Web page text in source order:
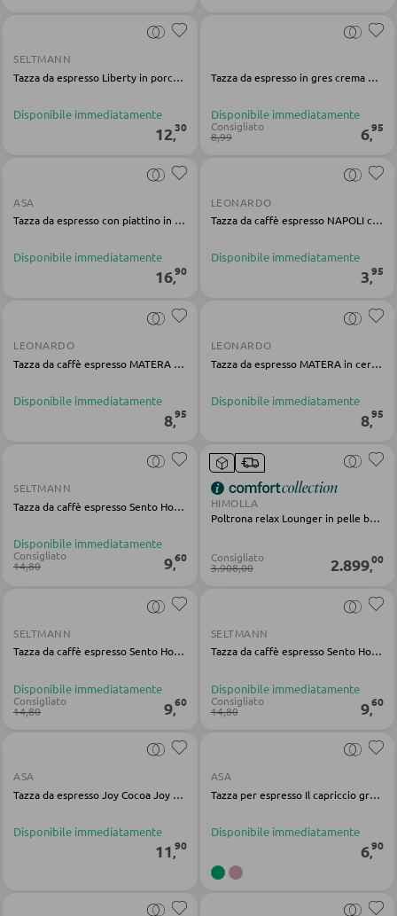
ARMADI
Specchi da terra
Specchi boudoir e da trucco
Specchi da bagno
Carrelli da portata
TAVOLI
Tavolini da caffé
Sedie da pranzo
Panche dritte
Set con tavolo e panche angolari
SELTMANN
Tazza da espresso Liberty in porcellana nera
Disponibile immediatamente
12,30
Tazza da espresso in gres crema Nature Collection
Disponibile immediatamente
Consigliato
8,99 6,95
ASA
Tazza da espresso con piattino in gres nudo
Disponibile immediatamente
16,90
LEONARDO
Tazza da caffè espresso NAPOLI chiara armoniosa
Disponibile immediatamente
3,95
LEONARDO
Tazza da caffè espresso MATERA beige
Disponibile immediatamente
8,95
LEONARDO
Tazza da espresso MATERA in ceramica verde
Disponibile immediatamente
8,95
SELTMANN
Tazza da caffè espresso Sento Home Pure Colors, porcellana marrone
Disponibile immediatamente
Consigliato
14,80 9,60
HIMOLLA
Poltrona relax Lounger in pelle beige
Consigliato
3.908,00 2.899,00
SELTMANN
Tazza da caffè espresso Sento Home Pure Lines, porcellana marrone
Disponibile immediatamente
Consigliato
14,80 9,60
SELTMANN
Tazza da caffè espresso Sento Home Pure Colors, porcellana marrone
Disponibile immediatamente
Consigliato
14,80 9,60
ASA
Tazza da espresso Joy Cocoa Joy Cocoa in porcellana glz multicolore
Disponibile immediatamente
11,90
ASA
Tazza per espresso Il capriccio gres rosa
Disponibile immediatamente
6,90